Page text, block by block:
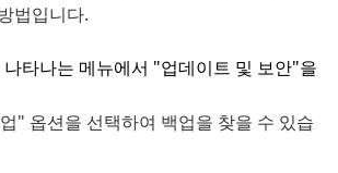
법입니다.
타나는 메뉴에서 "업데이트 및 보안"을
" 옵션을 선택하여 백업을 찾을 수 있습